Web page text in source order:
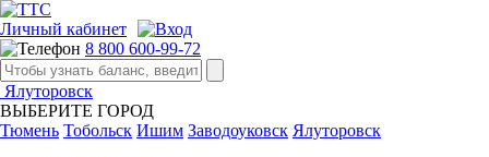
Личный кабинет
8 800 600-99-72
Ялуторовск
ВЫБЕРИТЕ ГОРОД
Тюмень Тобольск Ишим Заводоуковск Ялуторовск